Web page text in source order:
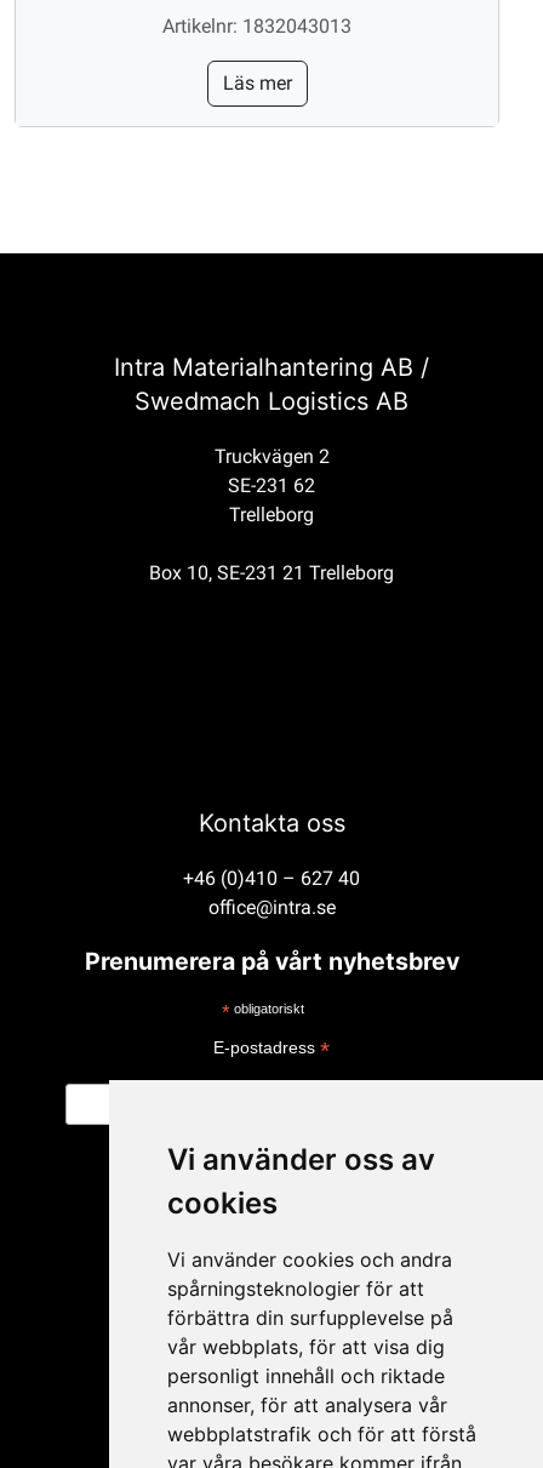
Vi använder oss av
cookies
Vi använder cookies och andra
spårningsteknologier för att
förbättra din surfupplevelse på
vår webbplats, för att visa dig
personligt innehåll och riktade
annonser, för att analysera vår
webbplatstrafik och för att förstå
var våra besökare kommer ifrån.
Artikelnr: 1832043013
Läs mer
Intra Materialhantering AB /
Swedmach Logistics AB
Truckvägen 2
SE-231 62
Trelleborg
Box 10, SE-231 21 Trelleborg
Kontakta oss
+46 (0)410 – 627 40
office@intra.se
Prenumerera på vårt nyhetsbrev
* obligatoriskt
E-postadress *
Mitt konto
Ansökan ÅF